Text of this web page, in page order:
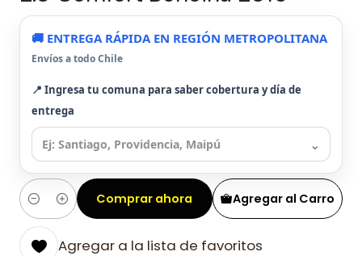
🚚 ENTREGA RÁPIDA EN REGIÓN METROPOLITANA
Envíos a todo Chile
📍 Ingresa tu comuna para saber cobertura y día de
entrega
⌄
Cantidad
Agregar al Carro
Comprar ahora
Agregar a la lista de favoritos